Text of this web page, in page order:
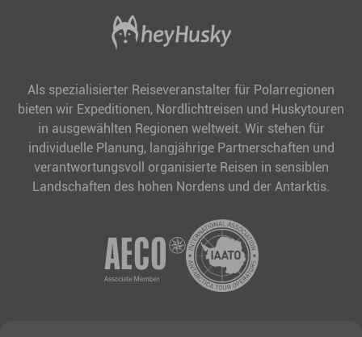
Als spezialisierter Reiseveranstalter für Polarregionen
bieten wir Expeditionen, Nordlichtreisen und Huskytouren
in ausgewählten Regionen weltweit. Wir stehen für
individuelle Planung, langjährige Partnerschaften und
verantwortungsvoll organisierte Reisen in sensiblen
Landschaften des hohen Nordens und der Antarktis.